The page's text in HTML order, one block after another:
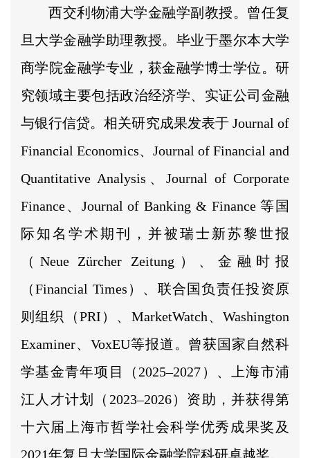
西交利物浦大学金融学副教授。曾任复
旦大学金融学助理教授。毕业于墨尔本大学
商学院金融学专业，获金融学博士学位。研
究领域主要包括政治经济学、实证公司金融
与银行信贷。相关研究成果发表于 Journal of
Financial Economics、Journal of Financial and
Quantitative Analysis、Journal of Corporate
Finance、Journal of Banking & Finance 等国
际知名学术期刊，并被瑞士新苏黎世报
（Neue Zürcher Zeitung）、金融时报
（Financial Times）、联合国负责任投资原
则组织（PRI）、MarketWatch、Washington
Examiner、VoxEU等报道。曾获国家自然科
学基金青年项目（2025–2027）、上海市浦
江人才计划（2023–2026）资助，并获得第
十六届上海市哲学社会科学优秀成果奖及
2021年复旦大学国际金融学院科研卓越奖。